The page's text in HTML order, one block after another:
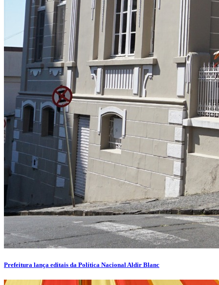
Prefeitura lança editais da Política Nacional Aldir Blanc